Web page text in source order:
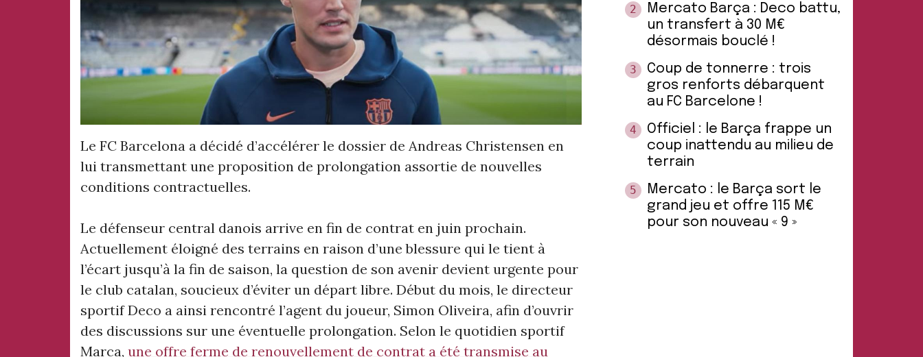
Le FC Barcelona a décidé d’accélérer le dossier de Andreas Christensen en
lui transmettant une proposition de prolongation assortie de nouvelles
conditions contractuelles.
Le défenseur central danois arrive en fin de contrat en juin prochain.
Actuellement éloigné des terrains en raison d’une blessure qui le tient à
l’écart jusqu’à la fin de saison, la question de son avenir devient urgente pour
le club catalan, soucieux d’éviter un départ libre. Début du mois, le directeur
sportif Deco a ainsi rencontré l’agent du joueur, Simon Oliveira, afin d’ouvrir
des discussions sur une éventuelle prolongation. Selon le quotidien sportif
Marca, une offre ferme de renouvellement de contrat a été transmise au
2
Mercato Barça : Deco battu,
un transfert à 30 M€
désormais bouclé !
3
Coup de tonnerre : trois
gros renforts débarquent
au FC Barcelone !
4
Officiel : le Barça frappe un
coup inattendu au milieu de
terrain
5
Mercato : le Barça sort le
grand jeu et offre 115 M€
pour son nouveau « 9 »